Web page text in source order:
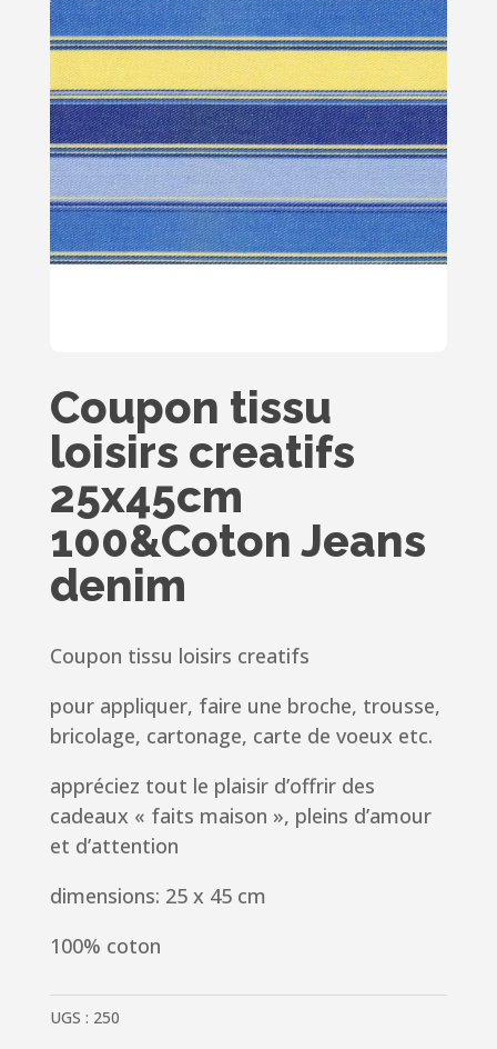
Coupon tissu
loisirs creatifs
25x45cm
100&Coton Jeans
denim
Coupon tissu loisirs creatifs
pour appliquer, faire une broche, trousse,
bricolage, cartonage, carte de voeux etc.
appréciez tout le plaisir d’offrir des
cadeaux « faits maison », pleins d’amour
et d’attention
dimensions: 25 x 45 cm
100% coton
UGS : 250